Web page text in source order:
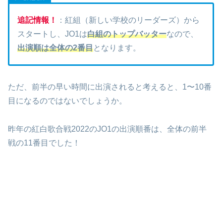
追記情報！
：紅組（新しい学校のリーダーズ）から
スタートし、JO1は白組のトップバッターなので、
出演順は全体の2番目となります。
ただ、前半の早い時間に出演されると考えると、1〜10番
目になるのではないでしょうか。
昨年の紅白歌合戦2022のJO1の出演順番は、全体の前半
戦の11番目でした！